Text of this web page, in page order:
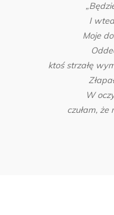
I
Moje
ktoś strzałę
W
czułam, że